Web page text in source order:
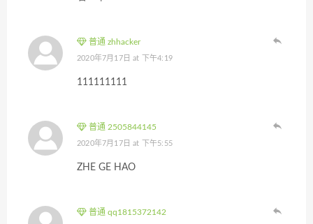
普通 zhhacker
2020年7月17日 at 下午4:19
111111111
普通 2505844145
2020年7月17日 at 下午5:55
ZHE GE HAO
普通 qq1815372142